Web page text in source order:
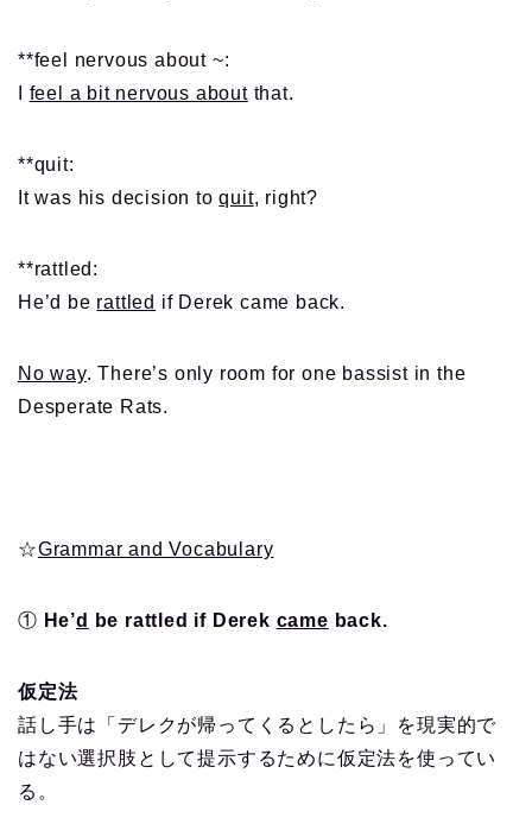
**feel nervous about ~:
feel a bit nervous aboutthat.
**quit:
It was his decision toquit, right?
**rattled:
He’d be rattled if Derek came back.
No way. There’s only room for one bassist in the
Desperate Rats.
☆Grammar and Vocabulary
① He’d be rattled if Derek came back.
仮定法
話し手は「デレクが帰ってくるとしたら」を現実的で
はない選択肢として提示するために仮定法を使ってい
る。